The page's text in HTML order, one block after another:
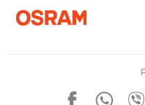
011 4427900
Pišite nam